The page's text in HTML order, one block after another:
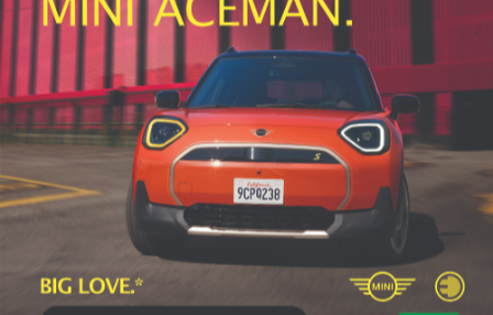
disposition. Un apéritif sera également offert par l’US Fixin
pour célébrer ce moment de convivialité.
L’accès à l’ensemble des animations de la journée est fixé au
tarif unique de 5 €, et les inscriptions se feront directement
sur place. L’intégralité des bénéfices récoltés sera reversée à
TSA, Des Ailes pour Gabrielafin de soutenir les
familles touchées par l’autisme.